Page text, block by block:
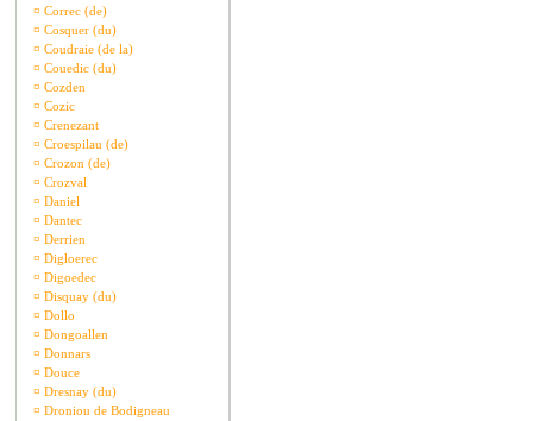
¤ Correc (de)
¤ Cosquer (du)
¤ Coudraie (de la)
¤ Couedic (du)
¤ Cozden
¤ Cozic
¤ Crenezant
¤ Croespilau (de)
¤ Crozon (de)
¤ Crozval
¤ Daniel
¤ Dantec
¤ Derrien
¤ Digloerec
¤ Digoedec
¤ Disquay (du)
¤ Dollo
¤ Dongoallen
¤ Donnars
¤ Douce
¤ Dresnay (du)
¤ Droniou de Bodigneau